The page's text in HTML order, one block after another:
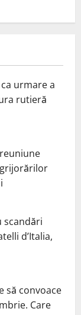
urmare a
rutieră
scandări
d’Italia,
să convoace
Care